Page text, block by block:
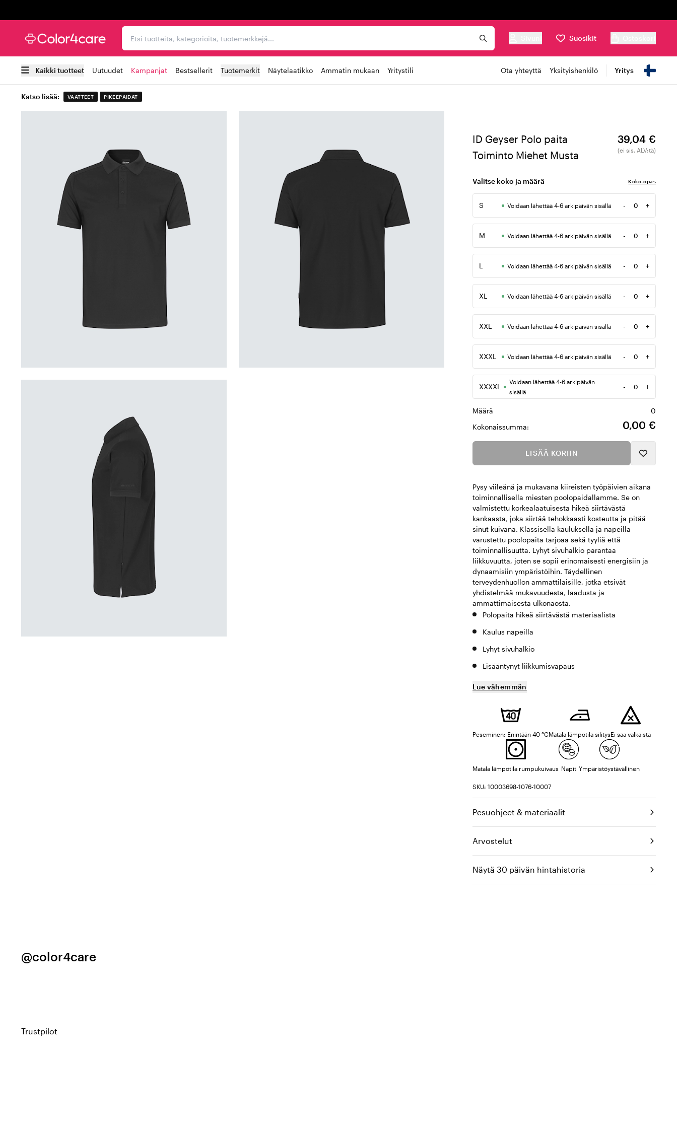
Etsi tuotteita, kategorioita, tuotemerkkejä...
Suosikit
Kaikki tuotteet Uutuudet Kampanjat Bestsellerit Tuotemerkit Näytelaatikko Ammatin mukaan Yritystili Ota yhteyttä Yksityishenkilö Yritys
Katso lisää: VAATTEET PIKEEPAIDAT
ID Geyser Polo paita
Toiminto Miehet Musta
39,04 €
(ei sis. ALV:tä)
Valitse koko ja määrä Koko-opas
S Voidaan lähettää 4-6 arkipäivän sisällä -
Määrä
+
M Voidaan lähettää 4-6 arkipäivän sisällä -
Määrä
+
L Voidaan lähettää 4-6 arkipäivän sisällä -
Määrä
+
XL Voidaan lähettää 4-6 arkipäivän sisällä -
Määrä
+
XXL Voidaan lähettää 4-6 arkipäivän sisällä -
Määrä
+
XXXL Voidaan lähettää 4-6 arkipäivän sisällä -
Määrä
+
XXXXL
Voidaan lähettää 4-6 arkipäivän
sisällä
-
Määrä
+
Määrä
0
Kokonaissumma:
0,00 €
LISÄÄ KORIIN
Pysy viileänä ja mukavana kiireisten työpäivien aikana
toiminnallisella miesten poolopaidallamme. Se on
valmistettu korkealaatuisesta hikeä siirtävästä
kankaasta, joka siirtää tehokkaasti kosteutta ja pitää
sinut kuivana. Klassisella kauluksella ja napeilla
varustettu poolopaita tarjoaa sekä tyyliä että
toiminnallisuutta. Lyhyt sivuhalkio parantaa
liikkuvuutta, joten se sopii erinomaisesti energisiin ja
dynaamisiin ympäristöihin. Täydellinen
terveydenhuollon ammattilaisille, jotka etsivät
yhdistelmää mukavuudesta, laadusta ja
ammattimaisesta ulkonäöstä.
Polopaita hikeä siirtävästä materiaalista
Kaulus napeilla
Lyhyt sivuhalkio
Lisääntynyt liikkumisvapaus
Lue vähemmän
Peseminen: Enintään 40 °CMatala lämpötila silitysEi saa valkaista
Matala lämpötila rumpukuivaus Napit Ympäristöystävällinen
SKU: 10003698-1076-10007
Pesuohjeet & materiaalit
Arvostelut
Näytä 30 päivän hintahistoria
@color4care
Trustpilot